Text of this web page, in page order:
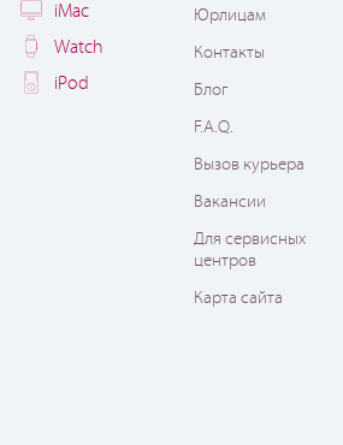
iMac
Watch
iPod
Юрлицам
Контакты
Блог
F.A.Q.
Вызов курьера
Вакансии
Для сервисных
центров
Карта сайта